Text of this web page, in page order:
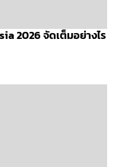
2026 จัดเต็มอย่างไร